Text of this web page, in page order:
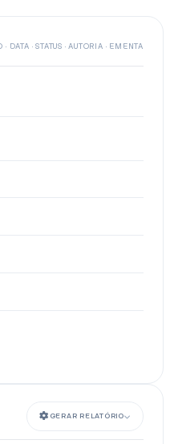
· DATA · STATUS · AUTORIA · EMENTA
GERAR RELATÓRIO